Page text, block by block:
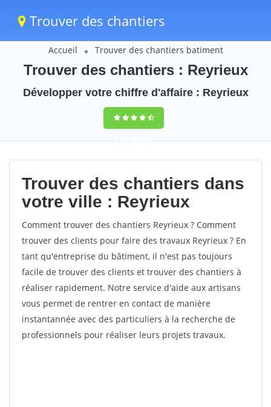
Trouver des chantiers
Accueil Trouver des chantiers batiment
Trouver des chantiers : Reyrieux
Développer votre chiffre d'affaire : Reyrieux
9,5(100%)41
votes
Trouver des chantiers dans
votre ville : Reyrieux
Comment trouver des chantiers Reyrieux ? Comment
trouver des clients pour faire des travaux Reyrieux ? En
tant qu'entreprise du bâtiment, il n'est pas toujours
facile de trouver des clients et trouver des chantiers à
réaliser rapidement. Notre service d'aide aux artisans
vous permet de rentrer en contact de manière
instantannée avec des particuliers à la recherche de
professionnels pour réaliser leurs projets travaux.